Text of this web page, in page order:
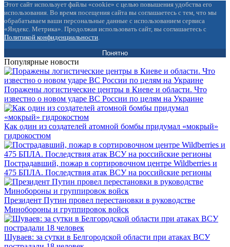
Этот сайт использует файлы «cookie» с целью повышения удобства его
использования. Во время посещения сайта вы соглашаетесь с тем, что мы
обрабатываем ваши персональные данные с использованием сервиса
«Яндекс. Метрика». Продолжая использовать сайт, вы соглашаетесь с
Политикой конфиденциальности.
Понятно
Популярные новости
Поражены логистические центры в Киеве и области. Что
известно о новом ударе ВС России по целям на Украине
Как один из создателей атомной бомбы придумал «мокрый»
гидрокостюм
Пострадавший, пожар в сортировочном центре Wildberries и
475 БПЛА. Последствия атак ВСУ на российские регионы
Президент Путин провел перестановки в руководстве
Минобороны и группировок войск
Шуваев: за сутки в Белгородской области при атаках ВСУ